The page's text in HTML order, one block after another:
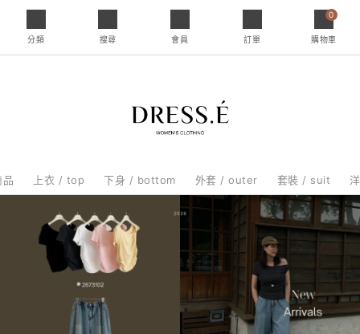
分類 搜尋 會員 訂單
0
購物車
品 上衣 / top 下身 / bottom 外套 / outer 套裝 / suit